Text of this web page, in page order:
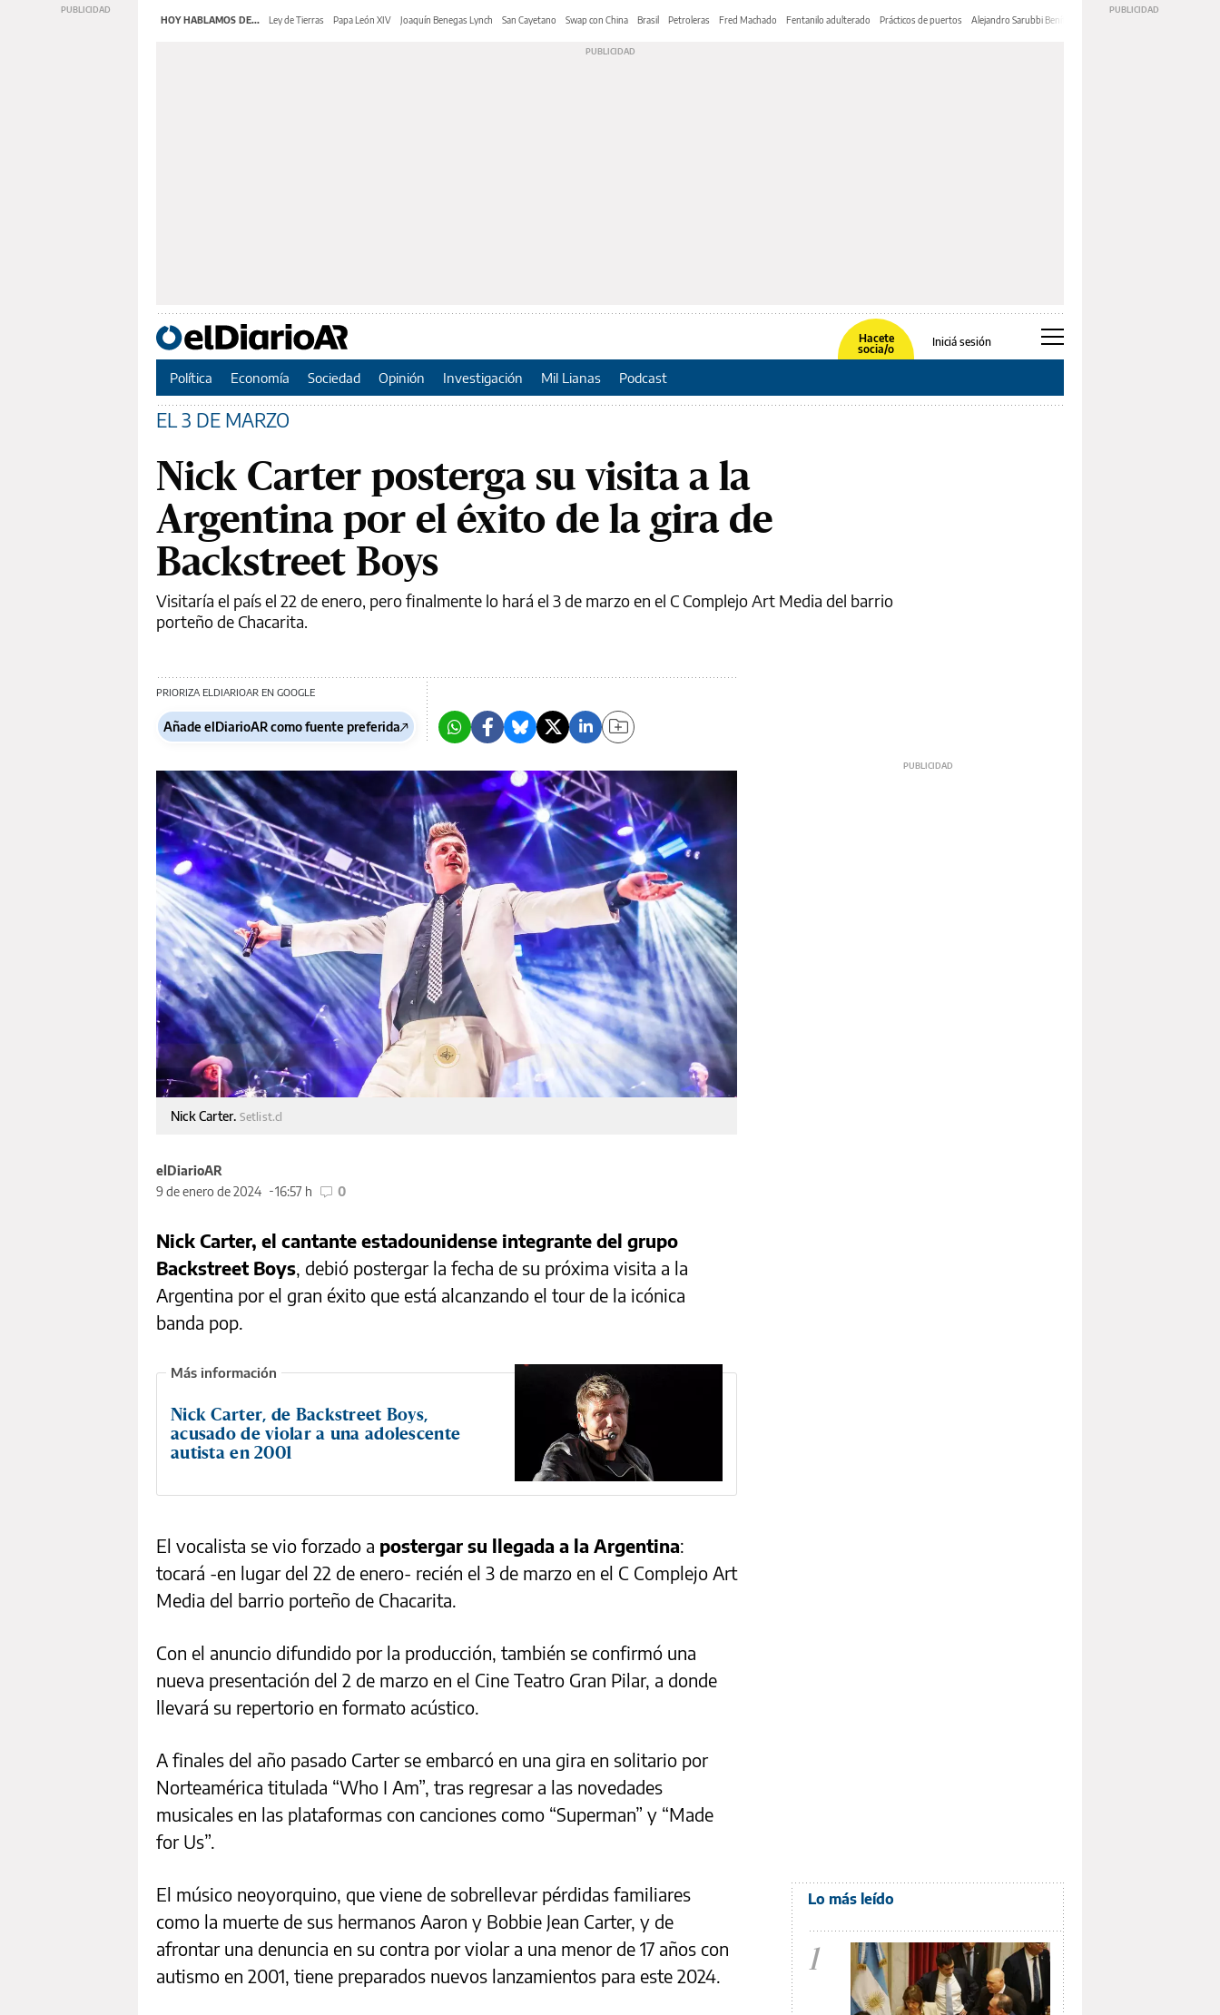
HOY HABLAMOS DE... Ley de Tierras Papa León XIV Joaquín Benegas Lynch San Cayetano Swap con China Brasil Petroleras Fred Machado Fentanilo adulterado Prácticos de puertos Alejandro Sarubbi Benítez
Hacete
socia/o
Iniciá sesión
Política Economía Sociedad Opinión Investigación Mil Lianas Podcast
EL 3 DE MARZO
Nick Carter posterga su visita a la
Argentina por el éxito de la gira de
Backstreet Boys
Visitaría el país el 22 de enero, pero finalmente lo hará el 3 de marzo en el C Complejo Art Media del barrio
porteño de Chacarita.
PRIORIZA ELDIARIOAR EN GOOGLE
Añade elDiarioAR como fuente preferida
Nick Carter. Setlist.cl
elDiarioAR
9 de enero de 2024
16:57 h 0
Nick Carter, el cantante estadounidense integrante del grupo
Backstreet Boys, debió postergar la fecha de su próxima visita a la
Argentina por el gran éxito que está alcanzando el tour de la icónica
banda pop.
Nick Carter, de Backstreet Boys,
acusado de violar a una adolescente
autista en 2001
El vocalista se vio forzado a postergar su llegada a la Argentina:
tocará -en lugar del 22 de enero- recién el 3 de marzo en el C Complejo Art
Media del barrio porteño de Chacarita.
Con el anuncio difundido por la producción, también se confirmó una
nueva presentación del 2 de marzo en el Cine Teatro Gran Pilar, a donde
llevará su repertorio en formato acústico.
A finales del año pasado Carter se embarcó en una gira en solitario por
Norteamérica titulada “Who I Am”, tras regresar a las novedades
musicales en las plataformas con canciones como “Superman” y “Made
for Us”.
El músico neoyorquino, que viene de sobrellevar pérdidas familiares
como la muerte de sus hermanos Aaron y Bobbie Jean Carter, y de
afrontar una denuncia en su contra por violar a una menor de 17 años con
autismo en 2001, tiene preparados nuevos lanzamientos para este 2024.
Lo más leído
1